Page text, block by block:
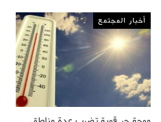
أخبار المجتمع